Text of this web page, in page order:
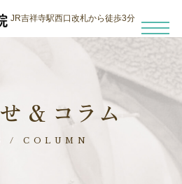
JR吉祥寺駅西口改札から徒歩3分
& コラム
/ COLUMN